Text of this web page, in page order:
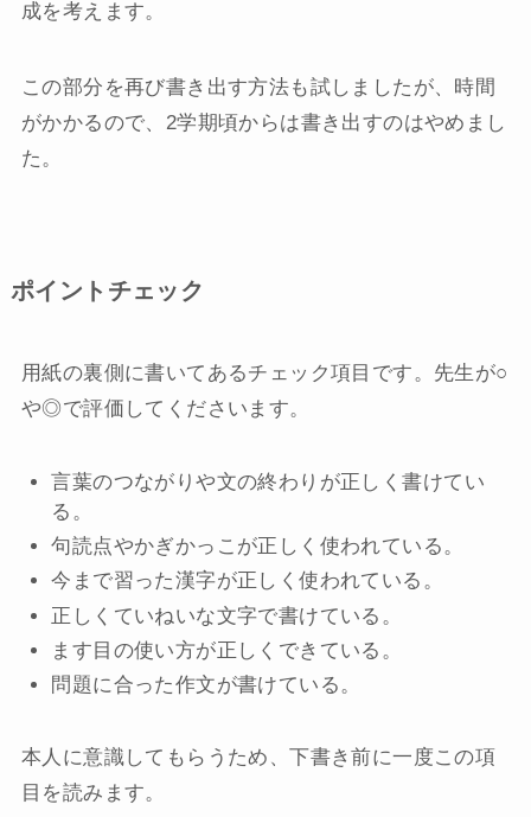
成を考えます。
この部分を再び書き出す方法も試しましたが、時間
がかかるので、2学期頃からは書き出すのはやめまし
た。
ポイントチェック
用紙の裏側に書いてあるチェック項目です。先生が○
や◎で評価してくださいます。
言葉のつながりや文の終わりが正しく書けてい
る。
句読点やかぎかっこが正しく使われている。
今まで習った漢字が正しく使われている。
正しくていねいな文字で書けている。
ます目の使い方が正しくできている。
問題に合った作文が書けている。
本人に意識してもらうため、下書き前に一度この項
目を読みます。